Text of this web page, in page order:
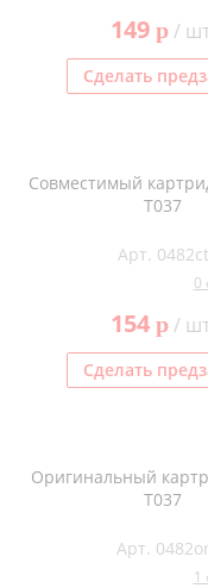
149 p/
Сделать
Совместимый
T037
Арт. 0482ct
0
154 p/
Сделать
Оригинальный
T037
Арт. 0482or
1